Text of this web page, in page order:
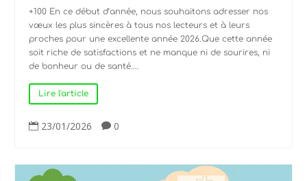
+100 En ce début d’année, nous souhaitons adresser nos
vœux les plus sincères à tous nos lecteurs et à leurs
proches pour une excellente année 2026.Que cette année
soit riche de satisfactions et ne manque ni de sourires, ni
de bonheur ou de santé....
Lire l'article
 23/01/2026  0